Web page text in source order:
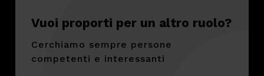
Vuoi proporti per un altro ruolo?
Cerchiamo sempre persone
competenti e interessanti